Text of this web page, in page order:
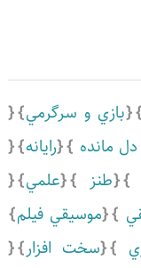
بازي و سرگرمي
مانده
رايانه
طنز
علمي
موسيقي فيلم
سخت افزار